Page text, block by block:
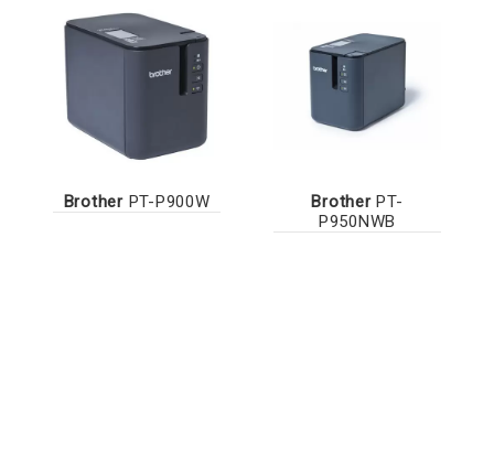
BrotherPT-P900W BrotherPT-
P950NWB